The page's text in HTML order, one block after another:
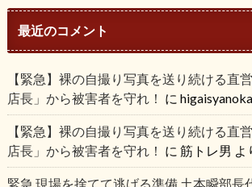
最近のコメント
【緊急】裸の自撮り写真を送り続ける直
店長」から被害者を守れ！ に
【緊急】裸の自撮り写真を送り続ける直
店長」から被害者を守れ！ に 筋トレ男 よ
緊急 現場を捨てて逃げる準備 土本瞬部長